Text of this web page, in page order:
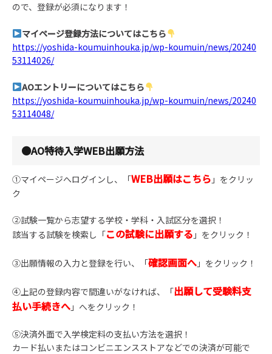
ので、登録が必須になります！
マイページ登録方法についてはこちら
https://yoshida-koumuinhouka.jp/wp-koumuin/news/20240
53114026/
AOエントリーについてはこちら
https://yoshida-koumuinhouka.jp/wp-koumuin/news/20240
53114048/
●AO特待入学WEB出願方法
①マイページへログインし、「WEB出願はこちら 」をクリッ
ク
➁試験一覧から志望する学校・学科・入試区分を選択！
該当する試験を検索し「この試験に出願する 」をクリック！
③出願情報の入力と登録を行い、「確認画面へ 」をクリック！
④上記の登録内容で間違いがなければ、「出願して受験料支
払い手続きへ 」へをクリック！
⑤決済外面で入学検定料の支払い方法を選択！
カード払いまたはコンビニエンスストアなどでの決済が可能で